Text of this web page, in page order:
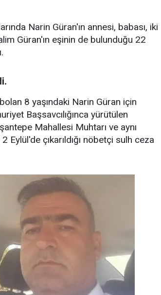
Narin Güran'ın annesi, babası, iki
Güran'ın eşinin de bulunduğu 22
8 yaşındaki Narin Güran için
Başsavcılığınca yürütülen
Mahallesi Muhtarı ve aynı
Eylül'de çıkarıldığı nöbetçi sulh ceza